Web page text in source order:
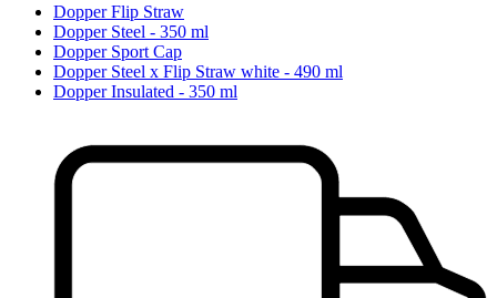
Dopper Flip Straw
Dopper Steel - 350 ml
Dopper Sport Cap
Dopper Steel x Flip Straw white - 490 ml
Dopper Insulated - 350 ml